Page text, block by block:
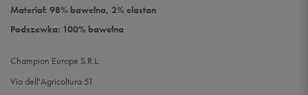
Materiał: 98% bawełna, 2% elastan
Podszewka: 100% bawełna
Champion Europe S.R.L.
Via dell'Agricoltura 51